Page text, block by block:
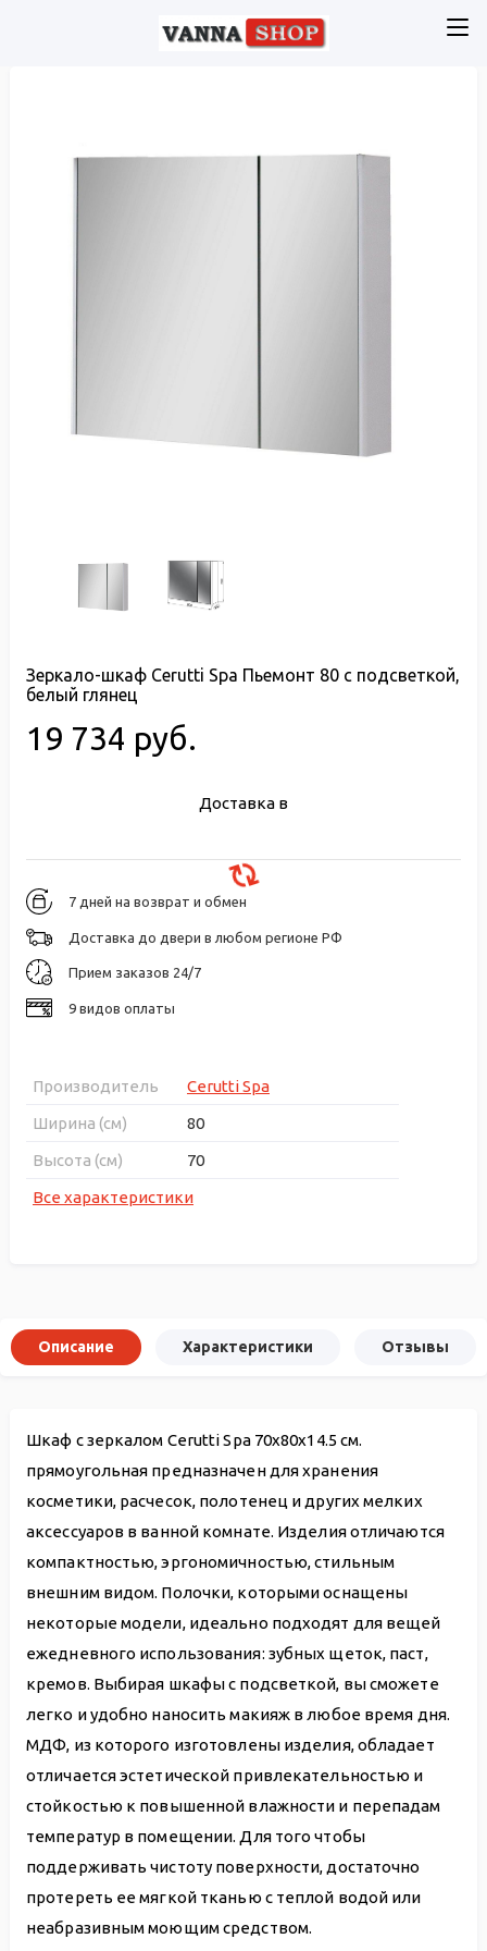
Зеркало-шкаф Cerutti Spa Пьемонт 80 с подсветкой,
белый глянец
19 734 руб.
Доставка в
7 дней на возврат и обмен
Доставка до двери в любом регионе РФ
Прием заказов 24/7
9 видов оплаты
Производитель
Cerutti Spa
Ширина (см)
80
Высота (см)
70
Все характеристики
Описание Характеристики Отзывы
Шкаф с зеркалом Cerutti Spa 70x80x14.5 см.
прямоугольная предназначен для хранения
косметики, расчесок, полотенец и других мелких
аксессуаров в ванной комнате. Изделия отличаются
компактностью, эргономичностью, стильным
внешним видом. Полочки, которыми оснащены
некоторые модели, идеально подходят для вещей
ежедневного использования: зубных щеток, паст,
кремов. Выбирая шкафы с подсветкой, вы сможете
легко и удобно наносить макияж в любое время дня.
МДФ, из которого изготовлены изделия, обладает
отличается эстетической привлекательностью и
стойкостью к повышенной влажности и перепадам
температур в помещении. Для того чтобы
поддерживать чистоту поверхности, достаточно
протереть ее мягкой тканью с теплой водой или
неабразивным моющим средством.